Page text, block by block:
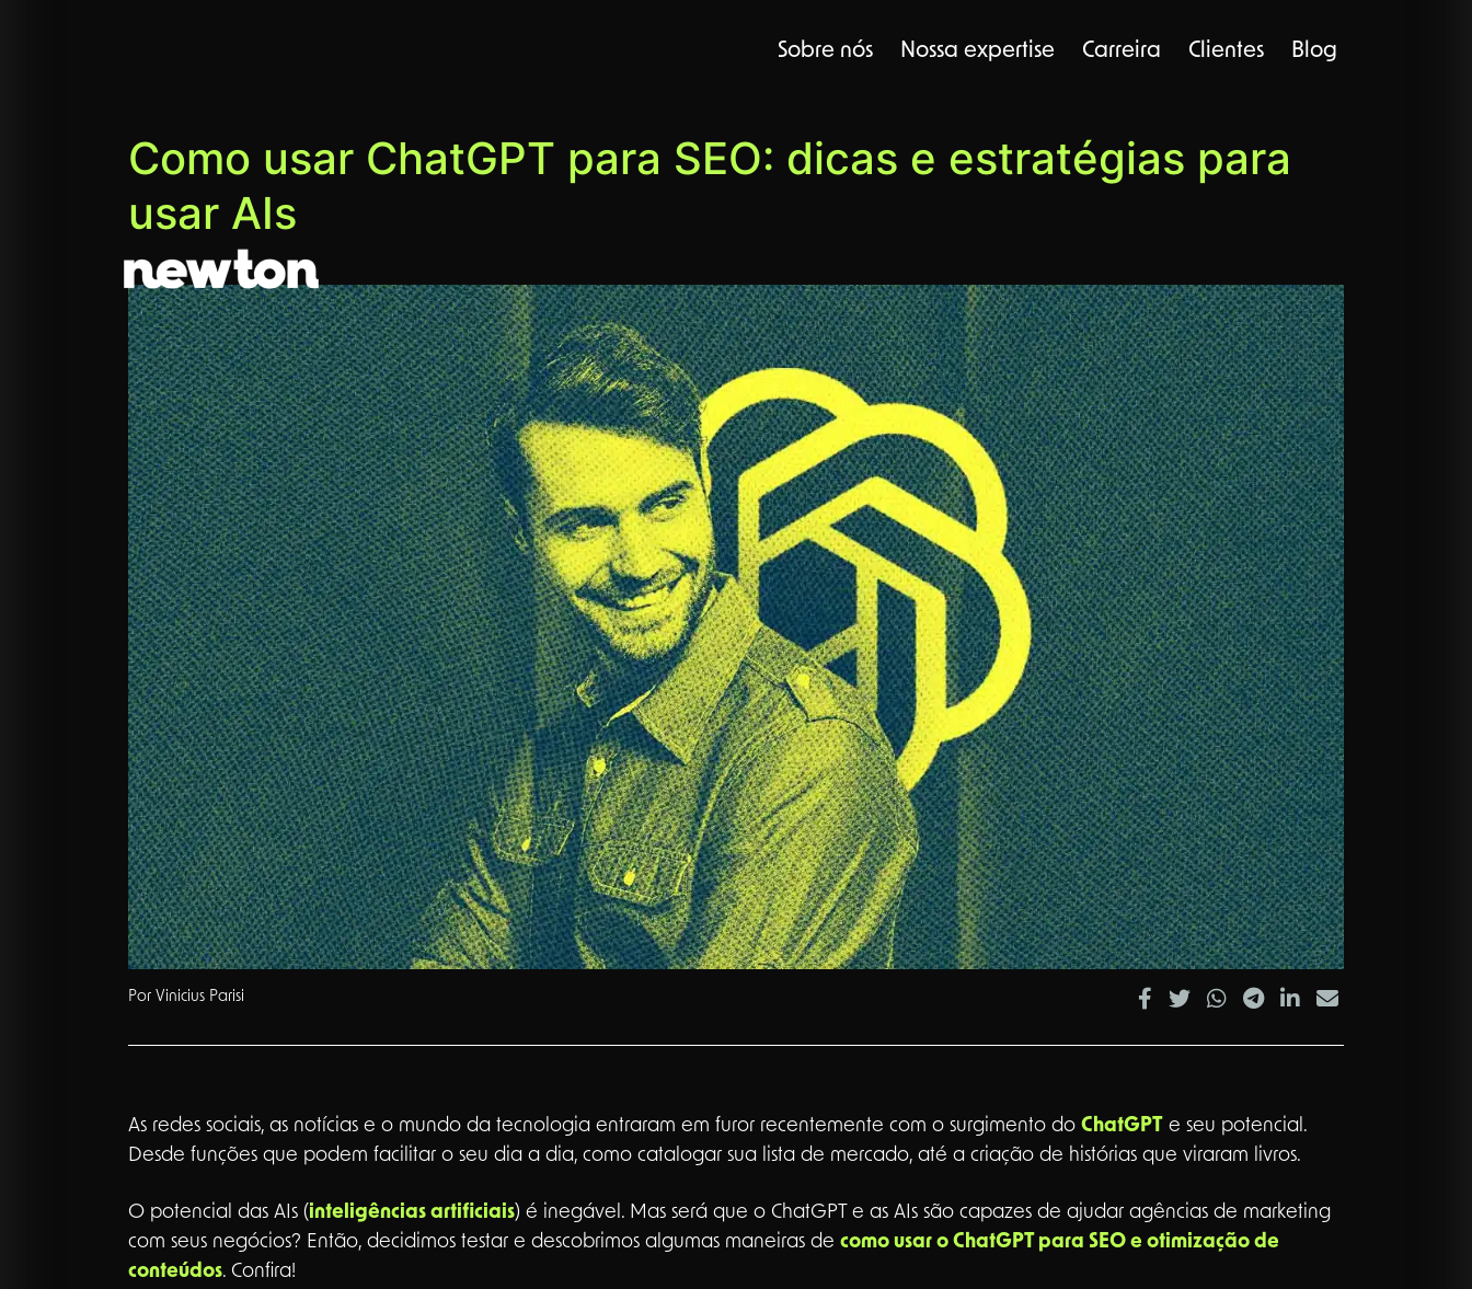
Sobre nós Nossa expertise Carreira Clientes Blog
Como usar ChatGPT para SEO: dicas e estratégias para
usar AIs
Por Vinicius Parisi
As redes sociais, as notícias e o mundo da tecnologia entraram em furor recentemente com o surgimento do ChatGPT e seu potencial.
Desde funções que podem facilitar o seu dia a dia, como catalogar sua lista de mercado, até a criação de histórias que viraram livros.
O potencial das AIs (inteligências artificiais) é inegável. Mas será que o ChatGPT e as AIs são capazes de ajudar agências de marketing
com seus negócios? Então, decidimos testar e descobrimos algumas maneiras de como usar o ChatGPT para SEO e otimização de
conteúdos. Confira!